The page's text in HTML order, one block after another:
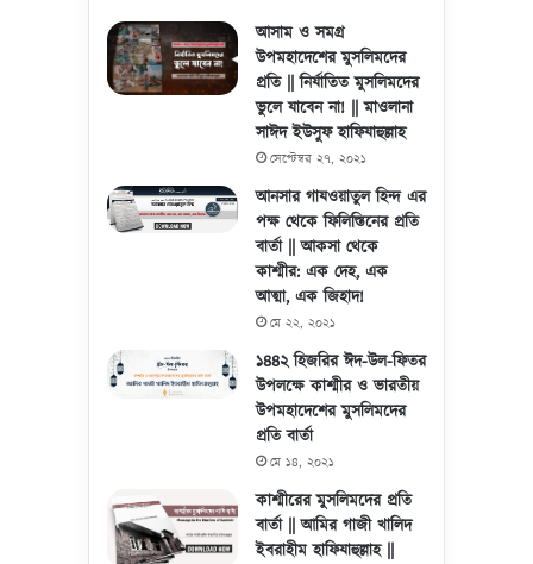
আসাম ও সমগ্র
উপমহাদেশের মুসলিমদের
প্রতি || নির্যাতিত মুসলিমদের
ভুলে যাবেন না! || মাওলানা
সাঈদ ইউসুফ হাফিযাহুল্লাহ
সেপ্টেম্বর ২৭, ২০২১
আনসার গাযওয়াতুল হিন্দ এর
পক্ষ থেকে ফিলিস্তিনের প্রতি
বার্তা || আকসা থেকে
কাশ্মীর: এক দেহ, এক
আত্মা, এক জিহাদ!
মে ২২, ২০২১
১৪৪২ হিজরির ঈদ-উল-ফিতর
উপলক্ষে কাশ্মীর ও ভারতীয়
উপমহাদেশের মুসলিমদের
প্রতি বার্তা
মে ১৪, ২০২১
কাশ্মীরের মুসলিমদের প্রতি
বার্তা || আমির গাজী খালিদ
ইবরাহীম হাফিযাহুল্লাহ ||